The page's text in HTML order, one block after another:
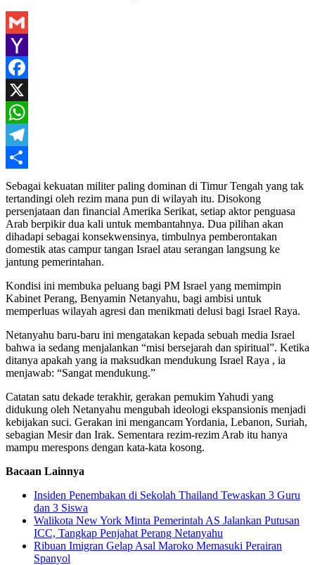
Gmail
Yahoo
Mail
Facebook
X
WhatsApp
Telegram
Share
Sebagai kekuatan militer paling dominan di Timur Tengah yang tak
tertandingi oleh rezim mana pun di wilayah itu. Disokong
persenjataan dan financial Amerika Serikat, setiap aktor penguasa
Arab berpikir dua kali untuk membantahnya. Dua pilihan akan
dihadapi sebagai konsekwensinya, timbulnya pemberontakan
domestik atas campur tangan Israel atau serangan langsung ke
jantung pemerintahan.
Kondisi ini membuka peluang bagi PM Israel yang memimpin
Kabinet Perang, Benyamin Netanyahu, bagi ambisi untuk
memperluas wilayah agresi dan menikmati delusi bagi Israel Raya.
Netanyahu baru-baru ini mengatakan kepada sebuah media Israel
bahwa ia sedang menjalankan “misi bersejarah dan spiritual”. Ketika
ditanya apakah yang ia maksudkan mendukung Israel Raya , ia
menjawab: “Sangat mendukung.”
Catatan satu dekade terakhir, gerakan pemukim Yahudi yang
didukung oleh Netanyahu mengubah ideologi ekspansionis menjadi
kebijakan suci. Gerakan ini mengancam Yordania, Lebanon, Suriah,
sebagian Mesir dan Irak. Sementara rezim-rezim Arab itu hanya
mampu merespons dengan kata-kata kosong.
Bacaan Lainnya
Insiden Penembakan di Sekolah Thailand Tewaskan 3 Guru
dan 3 Siswa
Walikota New York Minta Pemerintah AS Jalankan Putusan
ICC, Tangkap Penjahat Perang Netanyahu
Ribuan Imigran Gelap Asal Maroko Memasuki Perairan
Spanyol